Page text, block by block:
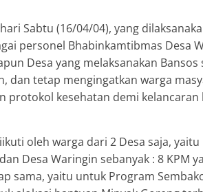
Sabtu (16/04/04), yang
personel Bhabinkamtibmas Desa
Desa yang melaksanakan Bansos
dan tetap mengingatkan warga
kesehatan demi kelancaran
oleh warga dari 2 Desa saja,
Desa Waringin sebanyak : 8 KPM
sama, yaitu untuk Program